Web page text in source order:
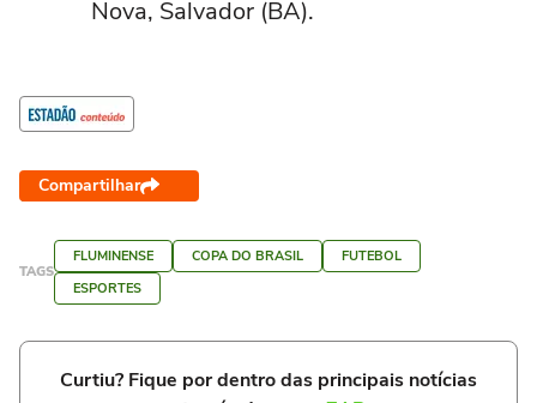
Nova, Salvador (BA).
Compartilhar
TAGS
FLUMINENSE COPA DO BRASIL
FUTEBOL
ESPORTES
Curtiu? Fique por dentro das principais notícias